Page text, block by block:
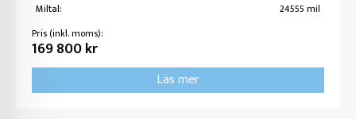
Miltal:
24555 mil
Pris (inkl. moms):
169 800 kr
Läs mer